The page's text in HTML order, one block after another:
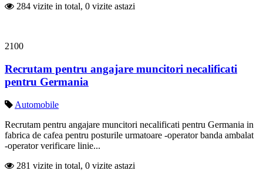
284 vizite in total, 0 vizite astazi
2100
Recrutam pentru angajare muncitori necalificati
pentru Germania
Automobile
Recrutam pentru angajare muncitori necalificati pentru Germania in
fabrica de cafea pentru posturile urmatoare -operator banda ambalat
-operator verificare linie...
281 vizite in total, 0 vizite astazi